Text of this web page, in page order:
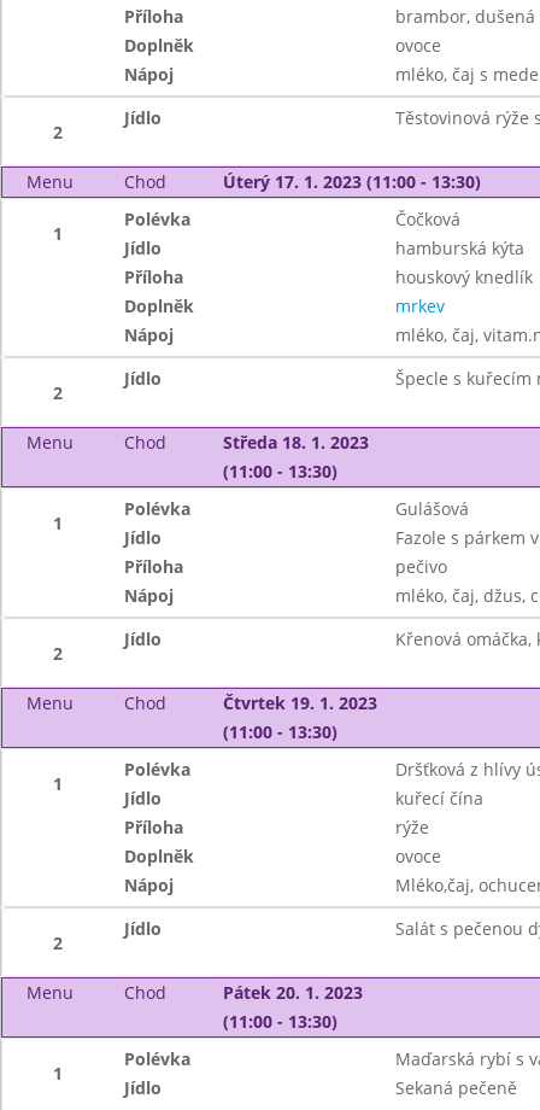
Příloha
brambor, dušená
Doplněk
ovoce
Nápoj
mléko, čaj s
2
Jídlo Těstovinová rýže
Menu Chod Úterý 17. 1. 2023 (11:00 - 13:30)
1
Polévka
Čočková
Jídlo
hamburská kýta
Příloha
houskový knedlík
Doplněk
mrkev
Nápoj
mléko, čaj,
2
Jídlo Špecle s kuřecím
Menu Chod
Středa 18. 1. 2023
(11:00 - 13:30)
1
Polévka
Gulášová
Jídlo
Fazole s párkem
Příloha
pečivo
Nápoj
mléko, čaj, džus,
2
Jídlo Křenová
Menu Chod
Čtvrtek 19. 1. 2023
(11:00 - 13:30)
1
Polévka
Dršťková z hlívy
Jídlo
kuřecí čína
Příloha
rýže
Doplněk
ovoce
Nápoj
Mléko,čaj,
2
Jídlo Salát s pečenou
Menu Chod
Pátek 20. 1. 2023
(11:00 - 13:30)
1
Polévka
Maďarská rybí s
Jídlo
Sekaná pečeně